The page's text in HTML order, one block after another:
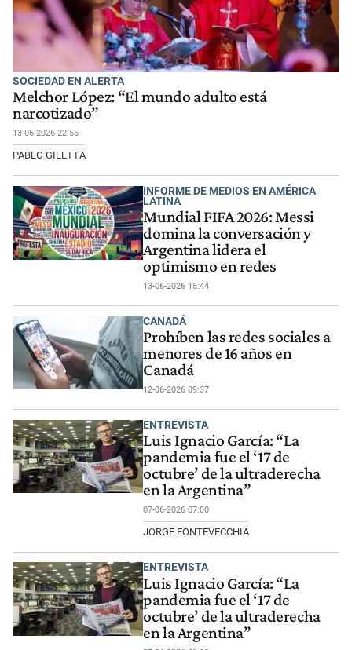
SOCIEDAD EN ALERTA
Melchor López: “El mundo adulto está
narcotizado”
13-06-2026 22:55
PABLO GILETTA
INFORME DE MEDIOS EN AMÉRICA
LATINA
Mundial FIFA 2026: Messi
domina la conversación y
Argentina lidera el
optimismo en redes
13-06-2026 15:44
CANADÁ
Prohíben las redes sociales a
menores de 16 años en
Canadá
12-06-2026 09:37
ENTREVISTA
Luis Ignacio García: “La
pandemia fue el ‘17 de
octubre’ de la ultraderecha
en la Argentina”
07-06-2026 07:00
JORGE FONTEVECCHIA
ENTREVISTA
Luis Ignacio García: “La
pandemia fue el ‘17 de
octubre’ de la ultraderecha
en la Argentina”